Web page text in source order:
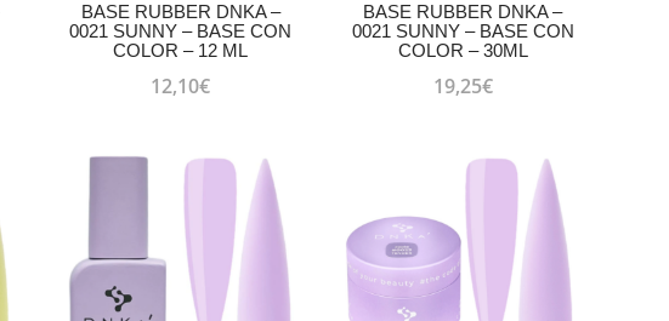
BASE RUBBER DNKA –
0021 SUNNY – BASE CON
COLOR – 12 ML
12,10€
BASE RUBBER DNKA –
0021 SUNNY – BASE CON
COLOR – 30ML
19,25€